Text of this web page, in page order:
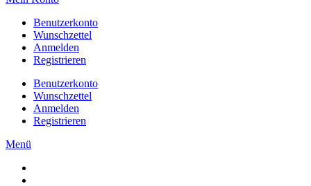
Benutzerkonto
Wunschzettel
Anmelden
Registrieren
Benutzerkonto
Wunschzettel
Anmelden
Registrieren
Menü